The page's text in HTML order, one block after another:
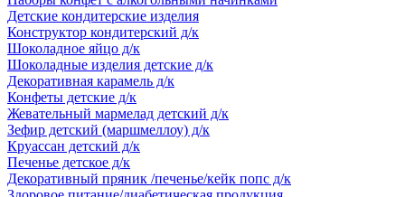
Детские кондитерские изделия
Конструктор кондитерский д/к
Шоколадное яйцо д/к
Шоколадные изделия детские д/к
Декоративная карамель д/к
Конфеты детские д/к
Жевательный мармелад детский д/к
Зефир детский (маршмеллоу) д/к
Круассан детский д/к
Печенье детское д/к
Декоративный пряник /печенье/кейк попс д/к